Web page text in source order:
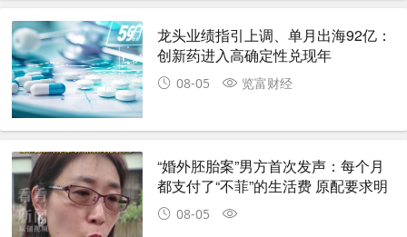
龙头业绩指引上调、单月出海92亿：
创新药进入高确定性兑现年
08-05 览富财经
“婚外胚胎案”男方首次发声：每个月
都支付了“不菲”的生活费 原配要求明
细公开
08-05